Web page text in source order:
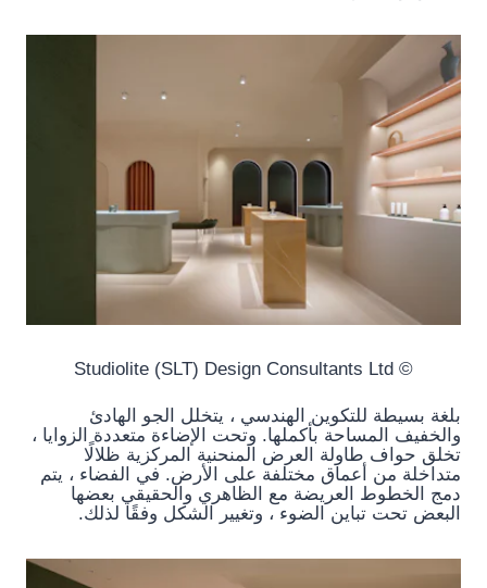
© Studiolite (SLT) Design Consultants Ltd
بلغة بسيطة للتكوين الهندسي ، يتخلل الجو الهادئ
والخفيف المساحة بأكملها. وتحت الإضاءة متعددة الزوايا ،
تخلق حواف طاولة العرض المنحنية المركزية ظلالًا
متداخلة من أعماق مختلفة على الأرض. في الفضاء ، يتم
دمج الخطوط العريضة مع الظاهري والحقيقي بعضها
البعض تحت تباين الضوء ، وتغيير الشكل وفقًا لذلك.